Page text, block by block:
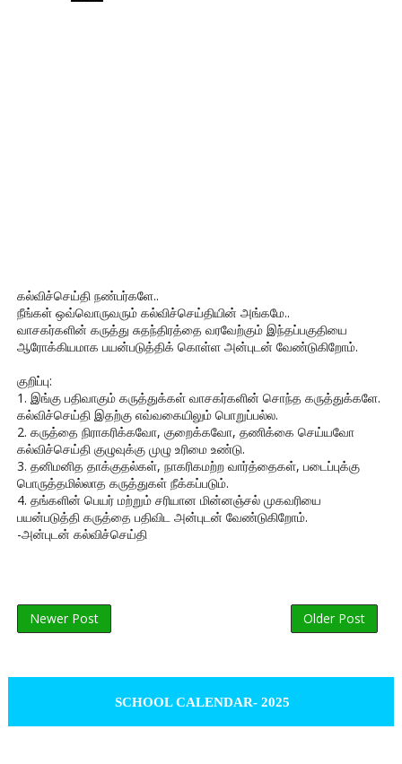
கல்விச்செய்தி நண்பர்களே..
நீங்கள் ஒவ்வொருவரும் கல்விச்செய்தியின் அங்கமே..
வாசகர்களின் கருத்து சுதந்திரத்தை வரவேற்கும் இந்தப்பகுதியை
ஆரோக்கியமாக பயன்படுத்திக் கொள்ள அன்புடன் வேண்டுகிறோம்.
குறிப்பு:
1. இங்கு பதிவாகும் கருத்துக்கள் வாசகர்களின் சொந்த கருத்துக்களே.
கல்விச்செய்தி இதற்கு எவ்வகையிலும் பொறுப்பல்ல.
2. கருத்தை நிராகரிக்கவோ, குறைக்கவோ, தணிக்கை செய்யவோ
கல்விச்செய்தி குழுவுக்கு முழு உரிமை உண்டு.
3. தனிமனித தாக்குதல்கள், நாகரிகமற்ற வார்த்தைகள், படைப்புக்கு
பொருத்தமில்லாத கருத்துகள் நீக்கப்படும்.
4. தங்களின் பெயர் மற்றும் சரியான மின்னஞ்சல் முகவரியை
பயன்படுத்தி கருத்தை பதிவிட அன்புடன் வேண்டுகிறோம்.
-அன்புடன் கல்விச்செய்தி
Newer Post Older Post
SCHOOL CALENDAR- 2025